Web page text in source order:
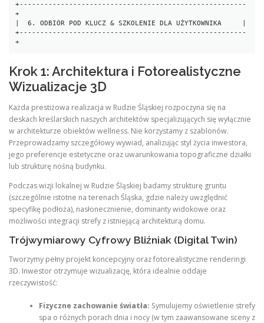
+-------------------------------------------------------
+
|  6. ODBIÓR POD KLUCZ & SZKOLENIE DLA UŻYTKOWNIKA     |
+-------------------------------------------------------
Krok 1: Architektura i Fotorealistyczne
Wizualizacje 3D
Każda prestiżowa realizacja w Rudzie Śląskiej rozpoczyna się na
deskach kreślarskich naszych architektów specjalizujących się wyłącznie
w architekturze obiektów wellness. Nie korzystamy z szablonów.
Przeprowadzamy szczegółowy wywiad, analizując styl życia inwestora,
jego preferencje estetyczne oraz uwarunkowania topograficzne działki
lub strukturę nośną budynku.
Podczas wizji lokalnej w Rudzie Śląskiej badamy strukturę gruntu
(szczególnie istotne na terenach Śląska, gdzie należy uwzględnić
specyfikę podłoża), nasłonecznienie, dominanty widokowe oraz
możliwości integracji strefy z istniejącą architekturą domu.
Trójwymiarowy Cyfrowy Bliźniak (Digital Twin)
Tworzymy pełny projekt koncepcyjny oraz fotorealistyczne renderingi
3D. Inwestor otrzymuje wizualizację, która idealnie oddaje
rzeczywistość:
Fizyczne zachowanie światła: Symulujemy oświetlenie strefy
spa o różnych porach dnia i nocy (w tym zaawansowane sceny z